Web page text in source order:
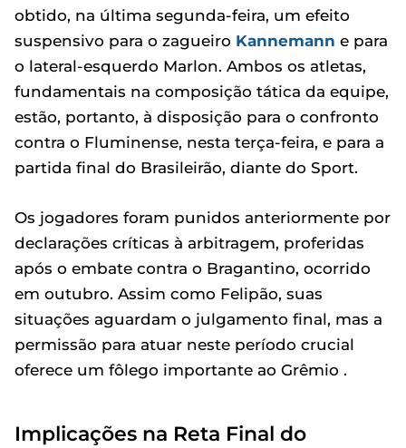
obtido, na última segunda-feira, um efeito
suspensivo para o zagueiro Kannemann e para
o lateral-esquerdo Marlon. Ambos os atletas,
fundamentais na composição tática da equipe,
estão, portanto, à disposição para o confronto
contra o Fluminense, nesta terça-feira, e para a
partida final do Brasileirão, diante do Sport.
Os jogadores foram punidos anteriormente por
declarações críticas à arbitragem, proferidas
após o embate contra o Bragantino, ocorrido
em outubro. Assim como Felipão, suas
situações aguardam o julgamento final, mas a
permissão para atuar neste período crucial
oferece um fôlego importante ao Grêmio .
Implicações na Reta Final do